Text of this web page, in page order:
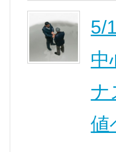
5/
中
ナ
値